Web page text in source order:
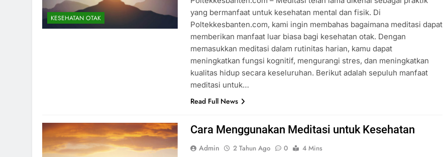
KESEHATAN OTAK
yang bermanfaat untuk kesehatan mental dan fisik. Di
Poltekkesbanten.com, kami ingin membahas bagaimana meditasi dapat
memberikan manfaat luar biasa bagi kesehatan otak. Dengan
memasukkan meditasi dalam rutinitas harian, kamu dapat
meningkatkan fungsi kognitif, mengurangi stres, dan meningkatkan
kualitas hidup secara keseluruhan. Berikut adalah sepuluh manfaat
meditasi untuk…
Read Full News
Cara Menggunakan Meditasi untuk Kesehatan
Admin 2 Tahun Ago 0 4 Mins